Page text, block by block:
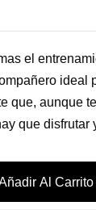
el
ideal
que, aunque
que disfrutar
Al Carrito